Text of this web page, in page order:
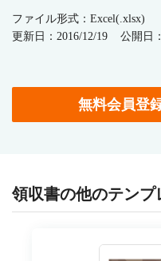
ファイル形式：Excel(.xlsx)
更新日：2016/12/19
公開日
無料会員登
領収書の他のテン